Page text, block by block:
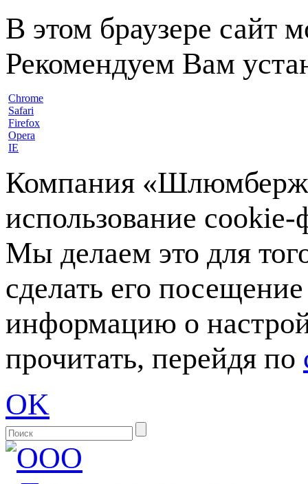
В этом браузере сайт
Рекомендуем Вам
Chrome
Safari
Firefox
Opera
IE
Компания
использование
Мы делаем это для
сделать его
информацию о
прочитать, перейдя по
OK